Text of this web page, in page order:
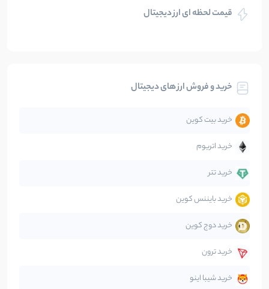
بلاکچین
تحلیل
جهان
دیفای
صرافی‌ها
قانون‌گذاری
متاورس
قیمت لحظه ای ارز دیجیتال
خرید و فروش ارز های دیجیتال
خرید بیت کوین
خرید اتریوم
خرید تتر
خرید بایننس کوین
خرید دوج کوین
خرید ترون
خرید شیبا اینو